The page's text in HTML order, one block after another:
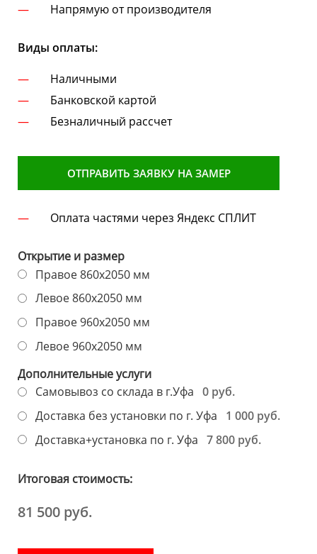
Напрямую от производителя
Виды оплаты:
Наличными
Банковской картой
Безналичный рассчет
ОТПРАВИТЬ ЗАЯВКУ НА ЗАМЕР
Оплата частями через Яндекс СПЛИТ
Открытие и размер
Правое 860х2050 мм
Левое 860х2050 мм
Правое 960х2050 мм
Левое 960х2050 мм
Дополнительные услуги
Самовывоз со склада в г.Уфа 0 руб.
Доставка без установки по г. Уфа
1 000 руб.
Доставка+установка по г. Уфа 7 800 руб.
Итоговая стоимость:
81 500 руб.